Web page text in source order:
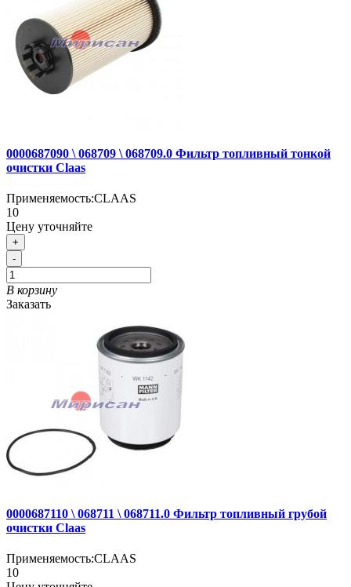
0000687090 \ 068709 \ 068709.0 Фильтр топливный тонкой
очистки Claas
Применяемость:CLAAS
10
Цену уточняйте
+
-
В корзину
Заказать
0000687110 \ 068711 \ 068711.0 Фильтр топливный грубой
очистки Claas
Применяемость:CLAAS
10